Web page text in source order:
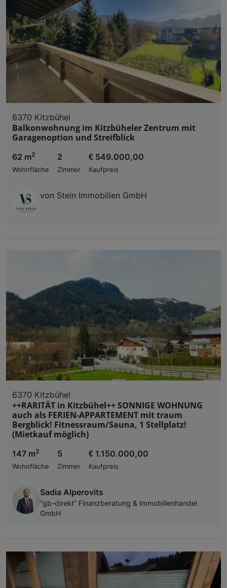
6370 Kitzbühel
Balkonwohnung im Kitzbüheler Zentrum mit
Garagenoption und Streifblick
62 m2
Wohnfläche
2
Zimmer
€ 549.000,00
Kaufpreis
von Stein Immobilien GmbH
6370 Kitzbühel
++RARITÄT in Kitzbühel++ SONNIGE WOHNUNG
auch als FERIEN-APPARTEMENT mit traum
Bergblick! Fitnessraum/Sauna, 1 Stellplatz!
(Mietkauf möglich)
147 m2
Wohnfläche
5
Zimmer
€ 1.150.000,00
Kaufpreis
Sadia Alperovits
“gb-direkt” Finanzberatung & Immobilienhandel
GmbH